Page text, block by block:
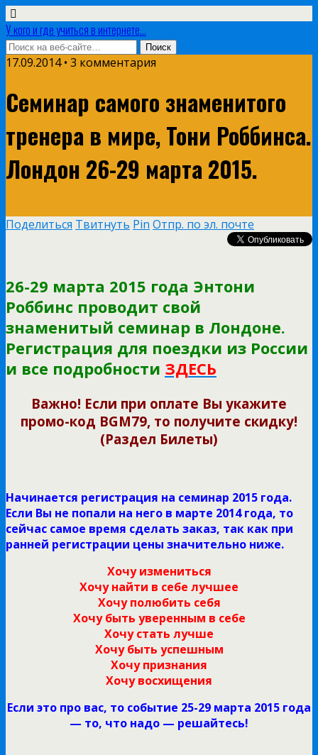
У кого и где учиться в интернете...
17.09.2014 • 3 комментария
Семинар самого знаменитого
тренера в мире, Тони Роббинса.
Лондон 26-29 марта 2015.
Поделиться Твитнуть Pin Отпр. по эл. почте
26-29 марта 2015 года Энтони
Роббинс проводит свой
знаменитый семинар в Лондоне.
Регистрация для поездки из России
и все подробности ЗДЕСЬ
Важно! Если при оплате Вы укажите
промо-код BGM79, то получите скидку!
(Раздел Билеты)
Начинается регистрация на семинар 2015 года.
Если Вы не попали на него в марте 2014 года, то
сейчас самое время сделать заказ, так как при
ранней регистрации цены значительно ниже.
Хочу измениться
Хочу найти в себе лучшее
Хочу полюбить себя
Хочу быть уверенным в себе
Хочу стать лучше
Хочу быть успешным
Хочу признания
Хочу восхищения
Если это про вас, то событие 25-29 марта 2015 года
— то, что надо — решайтесь!